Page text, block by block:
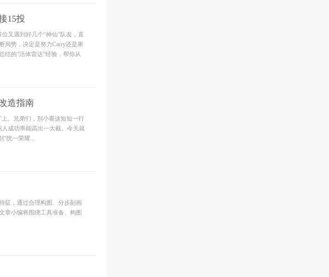
15投
又遇到好几个“神仙”队友，直
局势，决定是努力Carry还是果
结的“活体雷达”经验，帮你从
造指南
。兄弟们，别小看这短短一行
成功率能高出一大截。今天就
“统一荣耀...
征，通过合理构图、分步刻画
章小编将围绕工具准备、构图